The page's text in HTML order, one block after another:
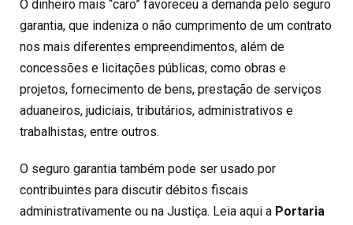
O dinheiro mais “caro” favoreceu a demanda pelo seguro
garantia, que indeniza o não cumprimento de um contrato
nos mais diferentes empreendimentos, além de
concessões e licitações públicas, como obras e
projetos, fornecimento de bens, prestação de serviços
aduaneiros, judiciais, tributários, administrativos e
trabalhistas, entre outros.
O seguro garantia também pode ser usado por
contribuintes para discutir débitos fiscais
administrativamente ou na Justiça. Leia aqui a Portaria